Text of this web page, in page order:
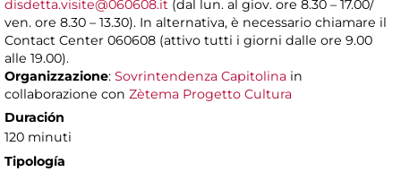
disdetta.visite@060608.it (dal lun. al giov. ore 8.30 – 17.00/
ven. ore 8.30 – 13.30). In alternativa, è necessario chiamare il
Contact Center 060608 (attivo tutti i giorni dalle ore 9.00
alle 19.00).
Organizzazione: Sovrintendenza Capitolina in
collaborazione con Zètema Progetto Cultura
Duración
120 minuti
Tipología